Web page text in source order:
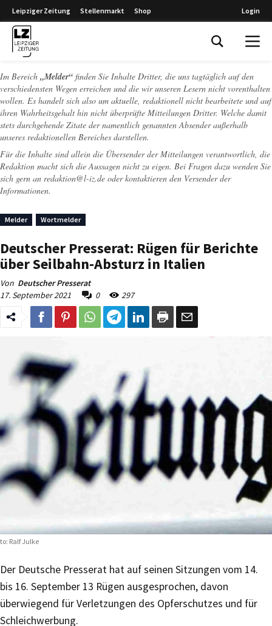
Leipziger Zeitung Stellenmarkt Shop Login
Im Bereich „Melder“ finden Sie Inhalte Dritter, die uns tagtäglich auf den
verschiedensten Wegen erreichen und die wir unseren Lesern nicht vorenthalten
wollen. Es handelt sich also um aktuelle, redaktionell nicht bearbeitete und auf
ihren Wahrheitsgehalt hin nicht überprüfte Mitteilungen Dritter. Welche damit
stets durchgehende Zitate der namentlich genannten Absender außerhalb
unseres redaktionellen Bereiches darstellen.
Für die Inhalte sind allein die Übersender der Mitteilungen verantwortlich, die
Redaktion macht sich die Aussagen nicht zu eigen. Bei Fragen dazu wenden Sie
sich gern an redaktion@l-iz.de oder kontaktieren den Versender der
Informationen.
Melder Wortmelder
Deutscher Presserat: Rügen für Berichte
über Seilbahn-Absturz in Italien
Von Deutscher Presserat
17. September 2021
0 297
Ralf Julke
Der Deutsche Presserat hat auf seinen Sitzungen vom 14.
bis 16. September 13 Rügen ausgesprochen, davon
überwiegend für Verletzungen des Opferschutzes und für
Schleichwerbung.